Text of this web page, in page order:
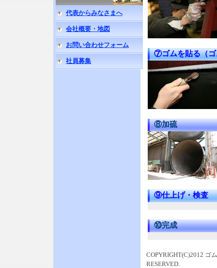
代表からみなさまへ
会社概要・地図
お問い合わせフォーム
社員募集
⑦ゴムを貼る（ゴ
⑧加硫
⑨仕上げ・検査
⑩完成
COPYRIGHT(C)2012 ゴ
RESERVED.